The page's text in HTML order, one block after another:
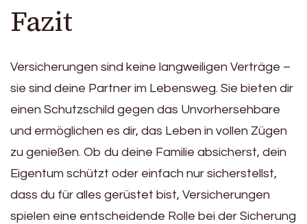
Fazit
Versicherungen sind keine langweiligen Verträge –
sie sind deine Partner im Lebensweg. Sie bieten dir
einen Schutzschild gegen das Unvorhersehbare
und ermöglichen es dir, das Leben in vollen Zügen
zu genießen. Ob du deine Familie absicherst, dein
Eigentum schützt oder einfach nur sicherstellst,
dass du für alles gerüstet bist, Versicherungen
spielen eine entscheidende Rolle bei der Sicherung